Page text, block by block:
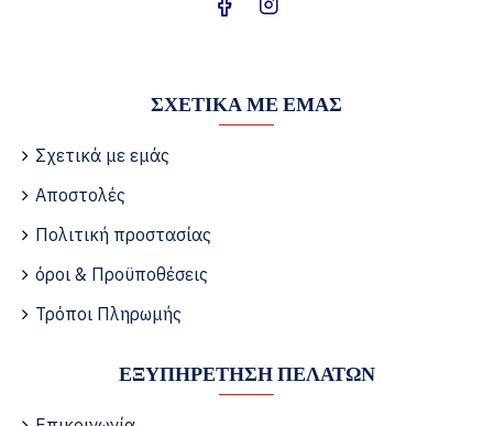
ΣΧΕΤΙΚΆ ΜΕ ΕΜΆΣ
Σχετικά με εμάς
Αποστολές
Πολιτική προστασίας
όροι & Προϋποθέσεις
Τρόποι Πληρωμής
ΕΞΥΠΗΡΈΤΗΣΗ ΠΕΛΑΤΏΝ